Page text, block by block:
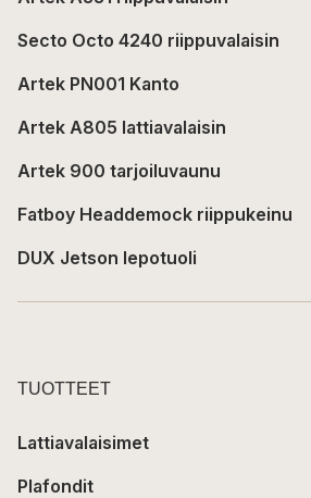
Secto Octo 4240 riippuvalaisin
Artek PN001 Kanto
Artek A805 lattiavalaisin
Artek 900 tarjoiluvaunu
Fatboy Headdemock riippukeinu
DUX Jetson lepotuoli
TUOTTEET
Lattiavalaisimet
Plafondit